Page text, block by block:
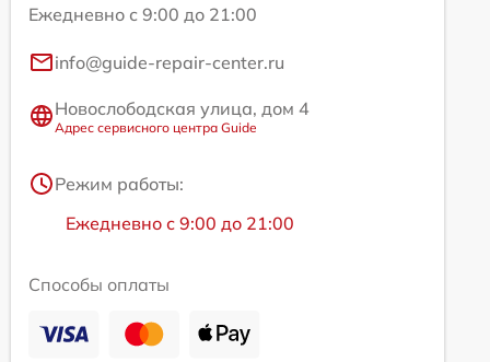
Ежедневно с 9:00 до 21:00
info@guide-repair-center.ru
Новослободская улица, дом 4
Адрес сервисного центра Guide
Режим работы:
Ежедневно с 9:00 до 21:00
Способы оплаты